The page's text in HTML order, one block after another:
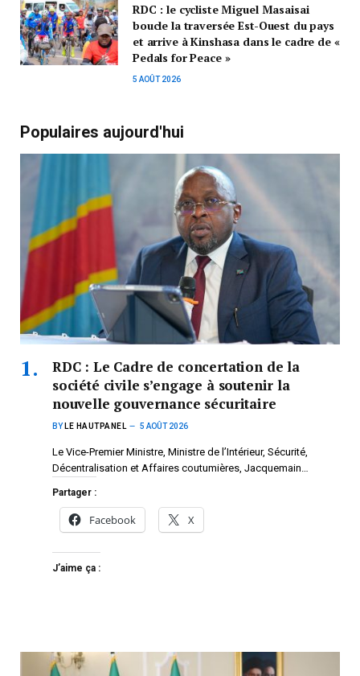
RDC : le cycliste Miguel Masaisai
boucle la traversée Est-Ouest du pays
et arrive à Kinshasa dans le cadre de «
Pedals for Peace »
5 AOÛT 2026
Populaires aujourd'hui
RDC : Le Cadre de concertation de la
société civile s’engage à soutenir la
nouvelle gouvernance sécuritaire
BY LE HAUTPANEL 5 AOÛT 2026
Le Vice-Premier Ministre, Ministre de l’Intérieur, Sécurité,
Décentralisation et Affaires coutumières, Jacquemain…
Partager :
Facebook X
J’aime ça :